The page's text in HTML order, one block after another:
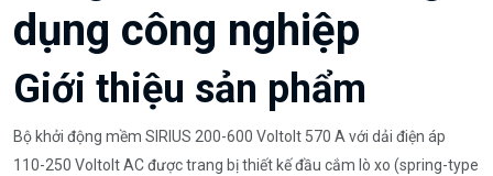
dụng công nghiệp
Giới thiệu sản phẩm
Bộ khởi động mềm SIRIUS 200-600 Voltolt 570 A với dải điện áp
110-250 Voltolt AC được trang bị thiết kế đầu cắm lò xo (spring-type